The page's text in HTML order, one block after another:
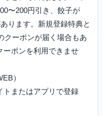
〜200円引き、餃子が
ります。新規登録特典と
クーポンが届く場合もあ
ーポンを利用できませ
）
トまたはアプリで登録